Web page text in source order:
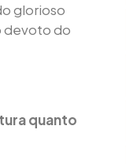
glorioso
devoto do
quanto